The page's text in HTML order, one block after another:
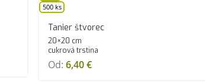
500 ks
Tanier štvorec
20×20 cm
cukrová trstina
Od: 6,40€